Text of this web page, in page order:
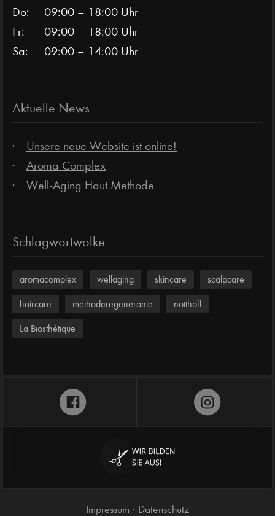
Do:
09:00 – 18:00 Uhr
Fr:
09:00 – 18:00 Uhr
Sa:
09:00 – 14:00 Uhr
Aktuelle News
Unsere neue Website ist online!
Aroma Complex
Well-Aging Haut Methode
Schlagwortwolke
aromacomplex wellaging skincare scalpcare
haircare methoderegenerante notthoff
La Biosthétique
Impressum Datenschutz